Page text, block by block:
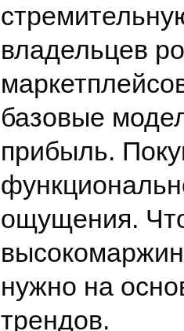
владельцев
базовые
прибыль.
ощущения.
нужно на
трендов.